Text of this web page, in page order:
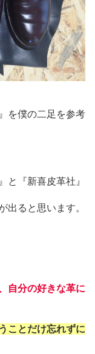
を僕の二足を参考
と『新喜皮革社』
出ると思います。
自分の好きな革に
ことだけ忘れずに